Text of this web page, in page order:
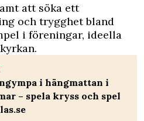
att söka ett
och trygghet bland
i föreningar, ideella
i hängmattan i
– spela kryss och spel